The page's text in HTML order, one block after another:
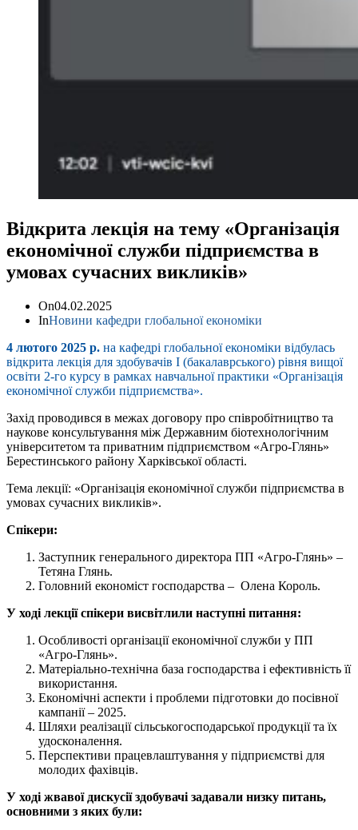
Відкрита лекція на тему «Організація
економічної служби підприємства в
умовах сучасних викликів»
On04.02.2025
InНовини кафедри глобальної економіки
4 лютого 2025 р. на кафедрі глобальної економіки відбулась
відкрита лекція для здобувачів І (бакалаврського) рівня вищої
освіти 2-го курсу в рамках навчальної практики «Організація
економічної служби підприємства».
Захід проводився в межах договору про співробітництво та
наукове консультування між Державним біотехнологічним
університетом та приватним підприємством «Агро-Глянь»
Берестинського району Харківської області.
Тема лекції: «Організація економічної служби підприємства в
умовах сучасних викликів».
Спікери:
Заступник генерального директора ПП «Агро-Глянь» –
Тетяна Глянь.
Головний економіст господарства – Олена Король.
У ході лекції спікери висвітлили наступні питання:
Особливості організації економічної служби у ПП
«Агро-Глянь».
Матеріально-технічна база господарства і ефективність її
використання.
Економічні аспекти і проблеми підготовки до посівної
кампанії – 2025.
Шляхи реалізації сільськогосподарської продукції та їх
удосконалення.
Перспективи працевлаштування у підприємстві для
молодих фахівців.
У ході жвавої дискусії здобувачі задавали низку питань,
основними з яких були: